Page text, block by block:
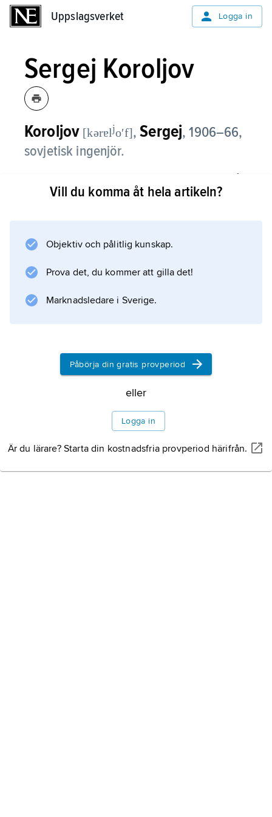
Uppslagsverket Logga in
Sergej Koroljov
Koroljov [kərɐljoʹf],Sergej,1906–66,
sovjetisk ingenjör.
Koroljov var ledare för den konstruktionsbyrå
som bl.a. utvecklade den första satelliten,
vilket Jurij Gagarin företog den första
Vill du komma åt hela artikeln?
Objektiv och pålitlig kunskap.
Prova det, du kommer att gilla det!
Marknadsledare i Sverige.
Påbörja din gratis provperiod
eller
Logga in
Är du lärare? Starta din kostnadsfria provperiod härifrån.